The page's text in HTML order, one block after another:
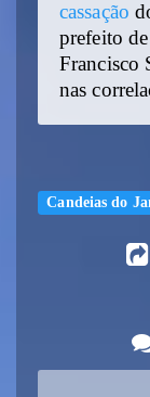
cassação
prefeito
Francisco
nas
Candeias do